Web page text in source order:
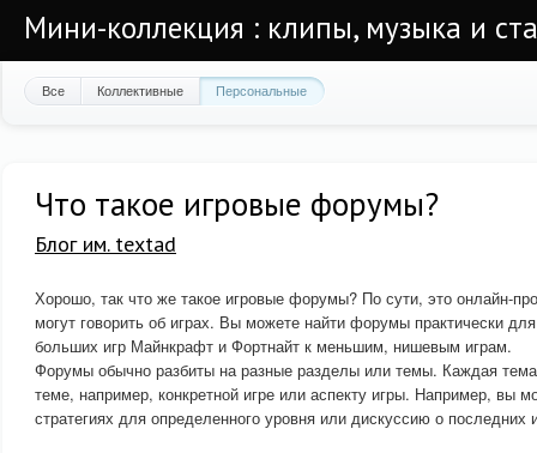
Мини-коллекция : клипы, музыка и
Все Коллективные Персональные
Что такое игровые форумы?
Блог им. textad
Хорошо, так что же такое игровые форумы? По сути, это онлайн-
могут говорить об играх. Вы можете найти форумы практически
больших игр Майнкрафт и Фортнайт к меньшим, нишевым играм.
Форумы обычно разбиты на разные разделы или темы. Каждая
теме, например, конкретной игре или аспекту игры. Например, вы
стратегиях для определенного уровня или дискуссию о последних